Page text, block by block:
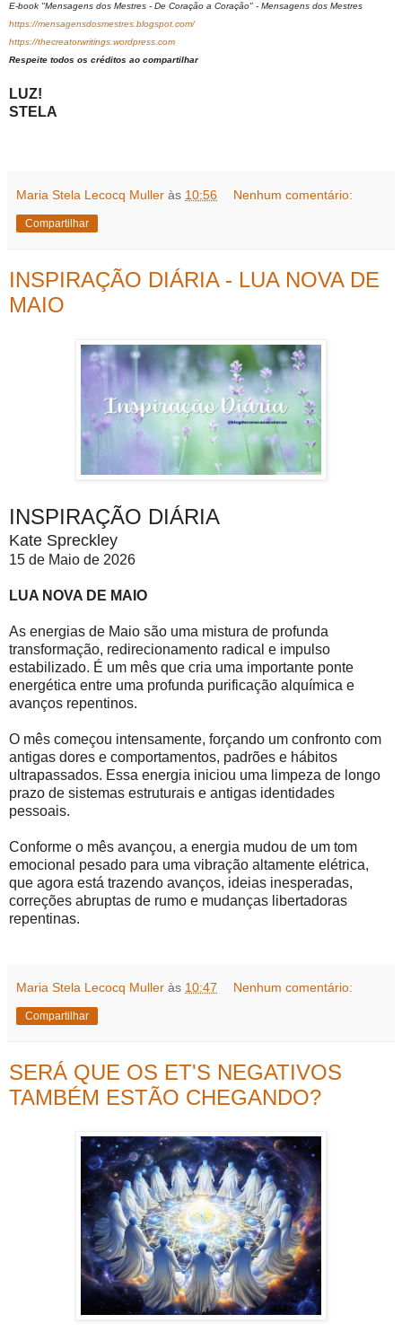
E-book "Mensagens dos Mestres - De Coração a Coração" - Mensagens dos Mestres
https://mensagensdosmestres.blogspot.com/
https://thecreatorwritings.wordpress.com
Respeite todos os créditos ao compartilhar
LUZ!
STELA
Maria Stela Lecocq Muller às 10:56 Nenhum comentário:
Compartilhar
INSPIRAÇÃO DIÁRIA - LUA NOVA DE
MAIO
INSPIRAÇÃO DIÁRIA
Kate Spreckley
15 de Maio de 2026
LUA NOVA DE MAIO
As energias de Maio são uma mistura de profunda
transformação, redirecionamento radical e impulso
estabilizado. É um mês que cria uma importante ponte
energética entre uma profunda purificação alquímica e
avanços repentinos.
O mês começou intensamente, forçando um confronto com
antigas dores e comportamentos, padrões e hábitos
ultrapassados. Essa energia iniciou uma limpeza de longo
prazo de sistemas estruturais e antigas identidades
pessoais.
Conforme o mês avançou, a energia mudou de um tom
emocional pesado para uma vibração altamente elétrica,
que agora está trazendo avanços, ideias inesperadas,
correções abruptas de rumo e mudanças libertadoras
repentinas.
Maria Stela Lecocq Muller às 10:47 Nenhum comentário:
Compartilhar
SERÁ QUE OS ET'S NEGATIVOS
TAMBÉM ESTÃO CHEGANDO?